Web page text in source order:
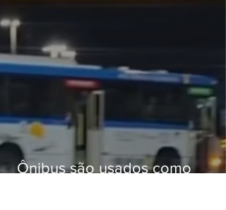
Ônibus são usados como